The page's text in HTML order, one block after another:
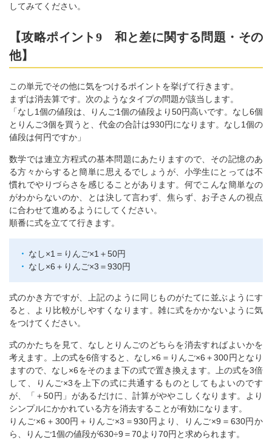
してみてください。
【攻略ポイント9 和と差に関する問題・その
他】
この単元でその他に気をつけるポイントを挙げて行きます。
まずは消去算です。次のようなタイプの問題が該当します。
「なし1個の値段は、りんご1個の値段より50円高いです。なし6個
とりんご3個を買うと、代金の合計は930円になります。なし1個の
値段は何円ですか」
数学では連立方程式の基本問題にあたりますので、その記憶のあ
る方々からすると簡単に思えるでしょうが、小学生にとっては不
慣れでやりづらさを感じることがあります。何でこんな簡単なの
がわからないのか、とは決して言わず、焦らず、お子さんの視点
に合わせて進めるようにしてください。
順番に式を立てて行きます。
なし×1＝りんご×1＋50円
なし×6＋りんご×3＝930円
式のかき方ですが、上記のように同じものがたてに並ぶようにす
ると、より比較がしやすくなります。雑に式をかかないように気
をつけてください。
式のかたちを見て、なしとりんごのどちらを消去すればよいかを
考えます。上の式を6倍すると、なし×6＝りんご×6＋300円となり
ますので、なし×6をそのまま下の式で置き換えます。上の式を3倍
して、りんご×3を上下の式に共通するものとしてもよいのです
が、「＋50円」があるだけに、計算がややこしくなります。より
シンプルにかかれている方を消去することが有効になります。
りんご×6＋300円＋りんご×3＝930円より、りんご×9＝630円か
ら、りんご1個の値段が630÷9＝70より70円と求められます。